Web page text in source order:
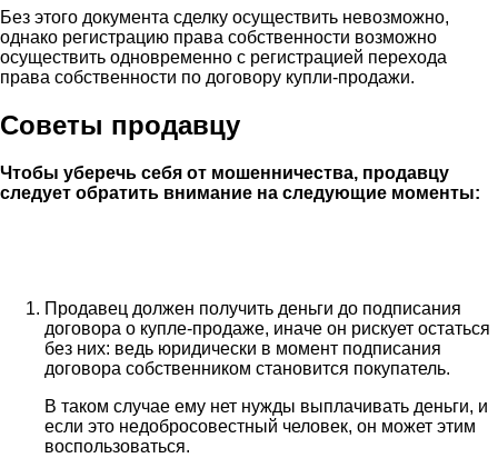
Без этого документа сделку осуществить невозможно,
однако регистрацию права собственности возможно
осуществить одновременно с регистрацией перехода
права собственности по договору купли-продажи.
Советы продавцу
Чтобы уберечь себя от мошенничества, продавцу
следует обратить внимание на следующие моменты:
Продавец должен получить деньги до подписания
договора о купле-продаже, иначе он рискует остаться
без них: ведь юридически в момент подписания
договора собственником становится покупатель.
В таком случае ему нет нужды выплачивать деньги, и
если это недобросовестный человек, он может этим
воспользоваться.